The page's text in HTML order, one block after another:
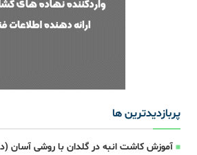
پربازدیدترین ها
آموزش کاشت انبه در گلدان با روشی آسان